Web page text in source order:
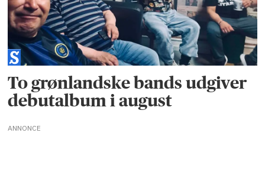
To grønlandske bands udgiver
debutalbum i august
ANNONCE